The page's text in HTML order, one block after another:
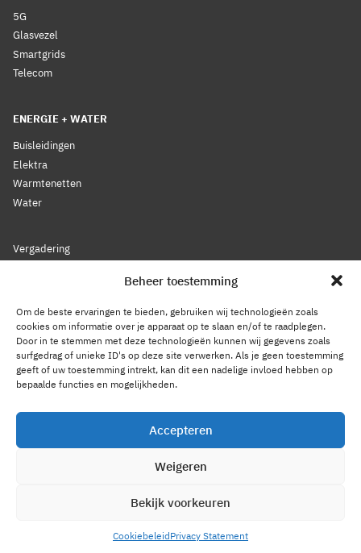
Beheer toestemming
Om de beste ervaringen te bieden, gebruiken wij technologieën zoals
cookies om informatie over je apparaat op te slaan en/of te raadplegen.
Door in te stemmen met deze technologieën kunnen wij gegevens zoals
surfgedrag of unieke ID's op deze site verwerken. Als je geen toestemming
geeft of uw toestemming intrekt, kan dit een nadelige invloed hebben op
bepaalde functies en mogelijkheden.
Accepteren
Weigeren
Bekijk voorkeuren
CookiebeleidPrivacy Statement
5G
Glasvezel
Smartgrids
Telecom
ENERGIE + WATER
Buisleidingen
Elektra
Warmtenetten
Water
Vergadering
Bestuur
Leden
Voorwaarden
Reglement
Statuten
Privacy Statement